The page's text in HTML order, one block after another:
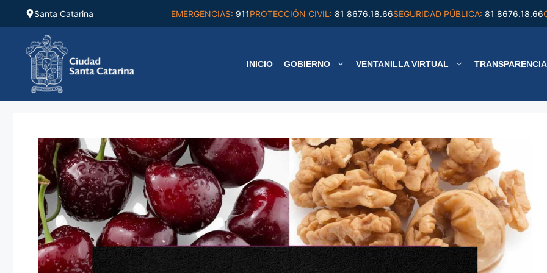
Saltar
contenido
Santa Catarina EMERGENCIAS: 911PROTECCIÓN CIVIL: 81 8676.18.66SEGURIDAD PÚBLICA: 81 8676.18.66
INICIO GOBIERNO VENTANILLA VIRTUAL TRANSPARENCIA